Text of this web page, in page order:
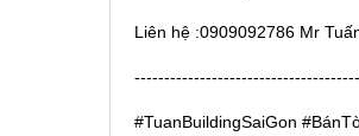
Liên hệ :0909092786 Mr
#TuanBuildingSaiGon